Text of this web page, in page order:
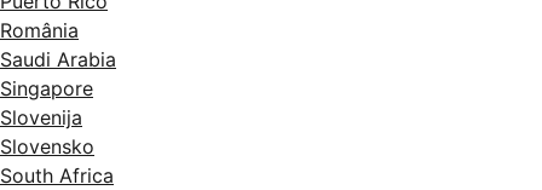
România
Saudi Arabia
Singapore
Slovenija
Slovensko
South Africa